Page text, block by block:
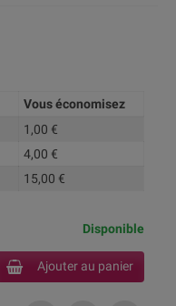
Vous économisez
1,00 €
4,00 €
15,00 €
Disponible
Ajouter au panier